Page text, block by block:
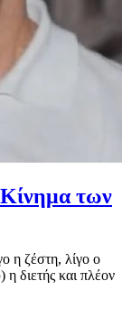
των
η ζέστη, λίγο ο
διετής και πλέον